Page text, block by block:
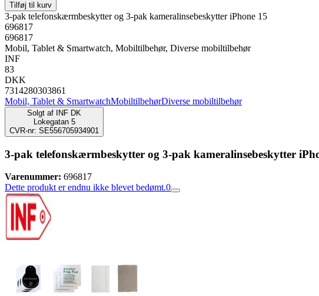
Tilføj til kurv
3-pak telefonskærmbeskytter og 3-pak kameralinsebeskytter iPhone 15
696817
696817
Mobil, Tablet & Smartwatch, Mobiltilbehør, Diverse mobiltilbehør
INF
83
DKK
7314280303861
Mobil, Tablet & SmartwatchMobiltilbehørDiverse mobiltilbehør
Solgt af
INF DK
Lokegatan 5
CVR-nr: SE556705934901
3-pak telefonskærmbeskytter og 3-pak kameralinsebeskytter
Varenummer: 696817
Dette produkt er endnu ikke blevet bedømt.0